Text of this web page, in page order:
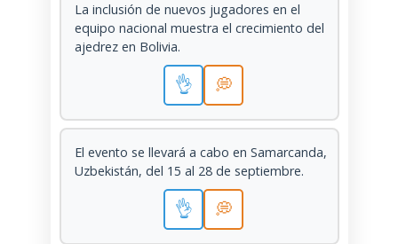
La inclusión de nuevos jugadores en el
equipo nacional muestra el crecimiento del
ajedrez en Bolivia.
👌 💭
El evento se llevará a cabo en Samarcanda,
Uzbekistán, del 15 al 28 de septiembre.
👌 💭